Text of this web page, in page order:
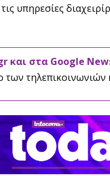
υπηρεσίες
και στα Google
των τηλεπικοινωνιών